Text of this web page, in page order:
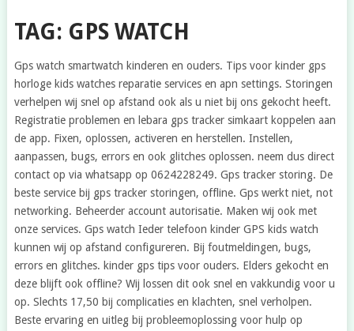
TAG: GPS WATCH
Gps watch smartwatch kinderen en ouders. Tips voor kinder gps
horloge kids watches reparatie services en apn settings. Storingen
verhelpen wij snel op afstand ook als u niet bij ons gekocht heeft.
Registratie problemen en lebara gps tracker simkaart koppelen aan
de app. Fixen, oplossen, activeren en herstellen. Instellen,
aanpassen, bugs, errors en ook glitches oplossen. neem dus direct
contact op via whatsapp op 0624228249. Gps tracker storing. De
beste service bij gps tracker storingen, offline. Gps werkt niet, not
networking. Beheerder account autorisatie. Maken wij ook met
onze services. Gps watch Ieder telefoon kinder GPS kids watch
kunnen wij op afstand configureren. Bij foutmeldingen, bugs,
errors en glitches. kinder gps tips voor ouders. Elders gekocht en
deze blijft ook offline? Wij lossen dit ook snel en vakkundig voor u
op. Slechts 17,50 bij complicaties en klachten, snel verholpen.
Beste ervaring en uitleg bij probleemoplossing voor hulp op